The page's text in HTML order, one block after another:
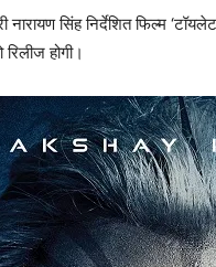
नारायण सिंह निर्देशित फिल्म
होगी।